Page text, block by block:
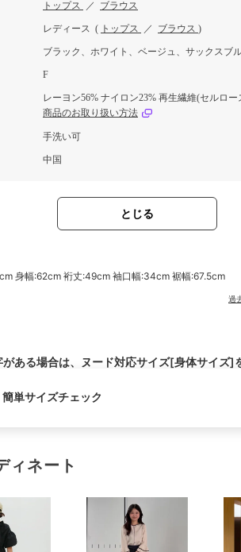
トップス ／ ブラウス
レディース ( トップス ／ ブラウス )
ブラック、ホワイト、ベージュ、サックスブ
F
レーヨン56% ナイロン23% 再生繊維(セルロー
商品のお取り扱い方法
手洗い可
中国
とじる
身幅:62cm 裄丈:49cm 袖口幅:34cm 裾幅:67.5cm
過
ある場合は、ヌード対応サイズ[身体サイズ]
簡単サイズチェック
ィネート